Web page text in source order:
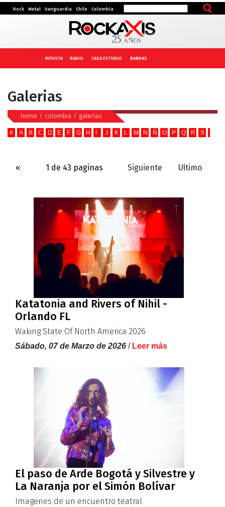
Rock Metal Vanguardia Chile Colombia
REVISTA RADIO CASA ESTUDIO BANDAS
Galerias
home / colombia / galerias
# A B C D E F G H J K L M N Ñ O P Q R S
« 1 de 43 paginas Siguiente Ultimo
Katatonia and Rivers of Nihil -
Orlando FL
Waking State Of North America 2026
Sábado, 07 de Marzo de 2026 / Leer más
El paso de Arde Bogotá y Silvestre y
La Naranja por el Simón Bolívar
Imagenes de un encuentro teatral